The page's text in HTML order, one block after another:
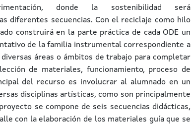
donde la sostenibilidad será
diferentes secuencias. Con el reciclaje como hilo
construirá en la parte práctica de cada ODE un
de la familia instrumental correspondiente a
áreas o ámbitos de trabajo para completar
de materiales, funcionamiento, proceso de
del recurso es involucrar al alumnado en un
disciplinas artísticas, como son principalmente
se compone de seis secuencias didácticas,
con la elaboración de los materiales guía que se